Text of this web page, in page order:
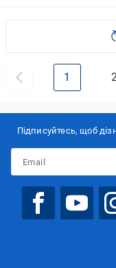
1
Підписуйтесь, щоб